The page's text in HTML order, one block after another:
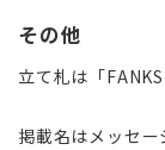
その他
立て札は「FANKS
掲載名はメッセ